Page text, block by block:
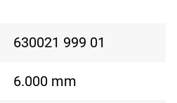
630021 999 01
6.000 mm